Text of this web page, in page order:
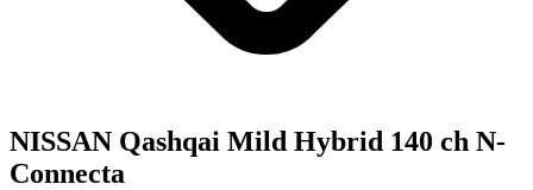
NISSAN Qashqai Mild Hybrid 140 ch N-
Connecta